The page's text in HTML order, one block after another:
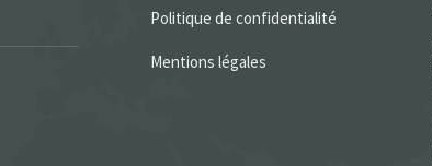
Politique de confidentialité
Mentions légales